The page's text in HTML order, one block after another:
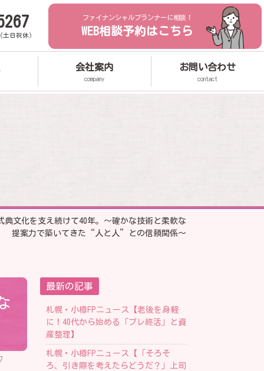
土日祝休）
ファイナンシャルプランナーに相談！
WEB相談予約はこちら
会社案内
company
お問い合わせ
contact
典文化を支え続けて40年。～確かな技術と柔軟な
提案力で築いてきた“人と人”との信頼関係～
最新の記事
札幌・小樽FPニュース【老後を身軽
に！40代から始める「プレ終活」と資
産整理】
札幌・小樽FPニュース【「そろそ
ろ、引き際を考えたらどうだ？」上司